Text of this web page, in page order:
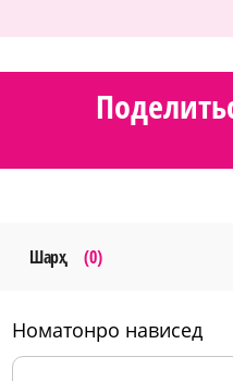
Шарҳ (0)
номатонро нависед